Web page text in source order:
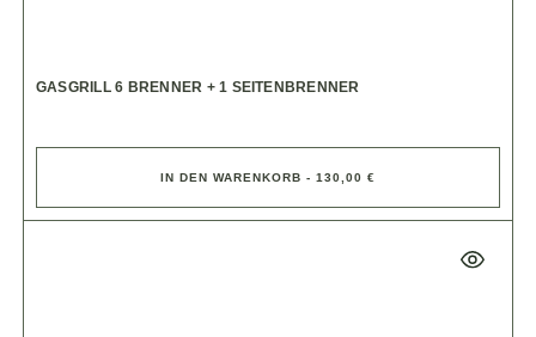
GASGRILL 6 BRENNER + 1 SEITENBRENNER
IN DEN WARENKORB - 130,00 €